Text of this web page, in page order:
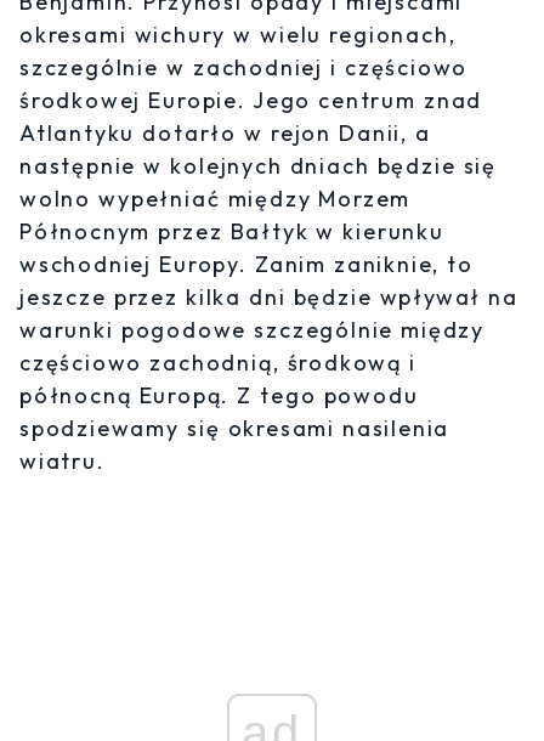
okresami wichury w wielu regionach,
szczególnie w zachodniej i częściowo
środkowej Europie. Jego centrum znad
Atlantyku dotarło w rejon Danii, a
następnie w kolejnych dniach będzie się
wolno wypełniać między Morzem
Północnym przez Bałtyk w kierunku
wschodniej Europy. Zanim zaniknie, to
jeszcze przez kilka dni będzie wpływał na
warunki pogodowe szczególnie między
częściowo zachodnią, środkową i
północną Europą. Z tego powodu
spodziewamy się okresami nasilenia
wiatru.